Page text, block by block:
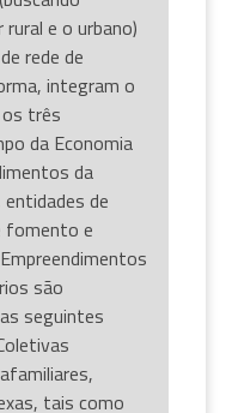
e o urbano)
rede de
integram o
três
da Economia
da
de
fomento e
são
seguintes
tais como